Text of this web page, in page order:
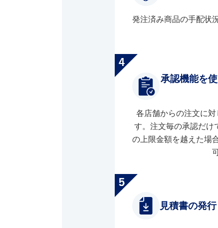
発注済み商品の手配状
承認機能を
各店舗からの注文に
す。注文毎の承認だけ
の上限金額を越えた場
見積書の発行